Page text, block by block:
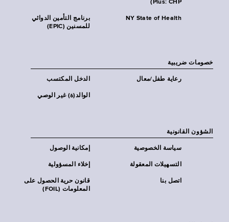
Plus: CHP)
برنامج التأمين الدوائي
للمسنين (EPIC)
NY State of Health
خصومات ضريبية
الدخل المكتسب رعاية طفل/معال
الوالد(ة) غير الوصي
الشؤون القانونية
إمكانية الوصول سياسة الخصوصية
إخلاء المسؤولية التسهيلات المعقولة
قانون حرية الحصول على
المعلومات (FOIL)
اتصل بنا